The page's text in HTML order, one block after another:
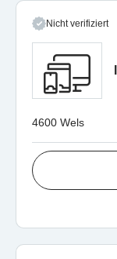
Nicht verifiziert
4600 Wels